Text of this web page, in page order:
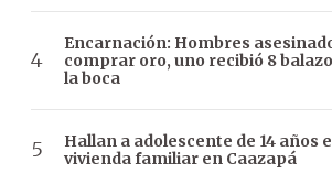
Encarnación: Hombres
comprar oro, uno recibió 8
la boca
Hallan a adolescente de 14 años
vivienda familiar en Caazapá